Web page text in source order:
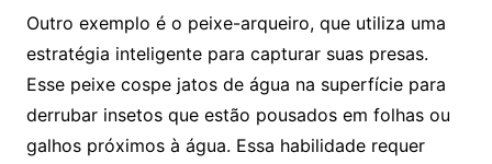
Outro exemplo é o peixe-arqueiro, que utiliza uma
estratégia inteligente para capturar suas presas.
Esse peixe cospe jatos de água na superfície para
derrubar insetos que estão pousados em folhas ou
galhos próximos à água. Essa habilidade requer